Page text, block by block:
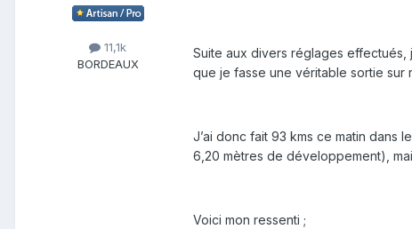
11,1k
BORDEAUX
Suite aux divers réglages effectués,
que je fasse une véritable sortie sur
J’ai donc fait 93 kms ce matin dans
6,20 mètres de développement),
Voici mon ressenti ;